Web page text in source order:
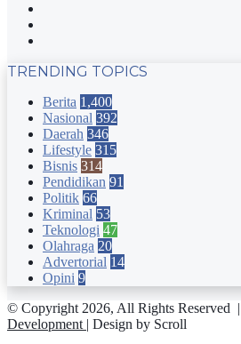
TRENDING TOPICS
Berita 1,400
Nasional 392
Daerah 346
Lifestyle 315
Bisnis 314
Pendidikan 91
Politik 66
Kriminal 53
Teknologi 47
Olahraga 20
Advertorial 14
Opini 9
© Copyright 2026, All Rights Reserved |
Development | Design by Scroll